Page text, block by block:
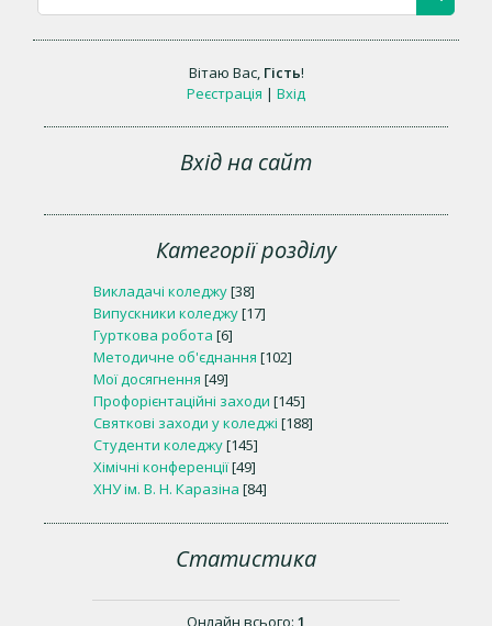
Вітаю Вас, Гість!
Реєстрація | Вхід
Вхід на сайт
Категорії розділу
Викладачі коледжу[38]
Випускники коледжу[17]
Гурткова робота [6]
Методичне об'єднання [102]
Мої досягнення [49]
Профорієнтаційні заходи [145]
Святкові заходи у коледжі [188]
Студенти коледжу[145]
Хімічні конференції[49]
ХНУ ім. В. Н. Каразіна [84]
Статистика
Онлайн всього: 1